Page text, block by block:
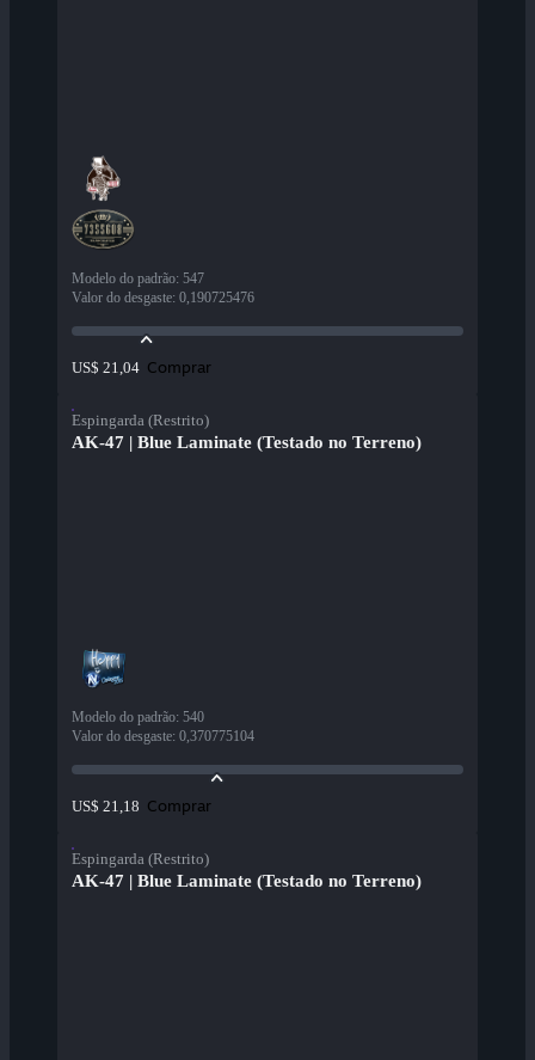
Modelo do padrão: 547
Valor do desgaste: 0,190725476
US$ 21,04 Comprar
Espingarda (Restrito)
AK-47 | Blue Laminate (Testado no Terreno)
Modelo do padrão: 540
Valor do desgaste: 0,370775104
US$ 21,18 Comprar
Espingarda (Restrito)
AK-47 | Blue Laminate (Testado no Terreno)